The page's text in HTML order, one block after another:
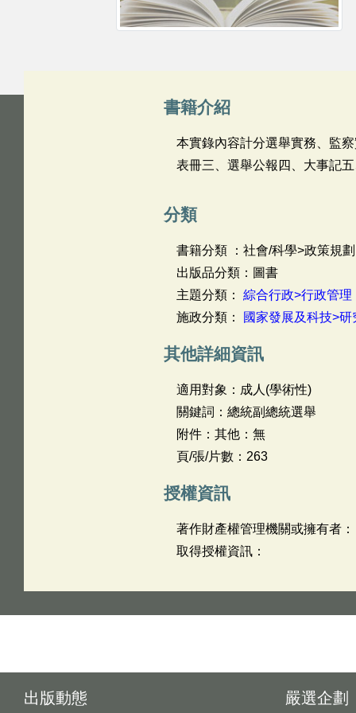
書籍介紹
本實錄內容計分選舉實務、監
表冊三、選舉公報四、大事記
分類
書籍分類 ：社會/科學>政策規劃
出版品分類：圖書
主題分類： 綜合行政>行政管理
施政分類：
國家發展及科技>研
其他詳細資訊
適用對象：成人(學術性)
關鍵詞：總統副總統選舉
附件：其他：無
頁/張/片數：263
授權資訊
著作財產權管理機關或擁有者：
取得授權資訊：
出版動態 嚴選企劃